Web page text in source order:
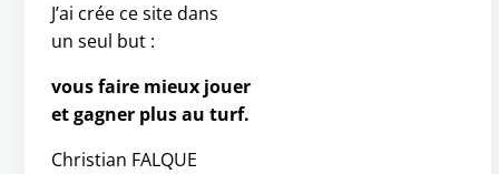
J’ai crée ce site dans
un seul but :
vous faire mieux jouer
et gagner plus au turf.
Christian FALQUE